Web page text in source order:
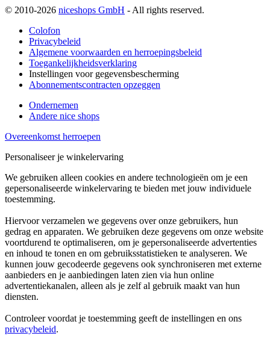
© 2010-2026 niceshops GmbH - All rights reserved.
Colofon
Privacybeleid
Algemene voorwaarden en herroepingsbeleid
Toegankelijkheidsverklaring
Instellingen voor gegevensbescherming
Abonnementscontracten opzeggen
Ondernemen
Andere nice shops
Overeenkomst herroepen
Personaliseer je winkelervaring
We gebruiken alleen cookies en andere technologieën om je een
gepersonaliseerde winkelervaring te bieden met jouw individuele
toestemming.
Hiervoor verzamelen we gegevens over onze gebruikers, hun
gedrag en apparaten. We gebruiken deze gegevens om onze website
voortdurend te optimaliseren, om je gepersonaliseerde advertenties
en inhoud te tonen en om gebruiksstatistieken te analyseren. We
kunnen jouw gecodeerde gegevens ook synchroniseren met externe
aanbieders en je aanbiedingen laten zien via hun online
advertentiekanalen, alleen als je zelf al gebruik maakt van hun
diensten.
Controleer voordat je toestemming geeft de instellingen en ons
privacybeleid.